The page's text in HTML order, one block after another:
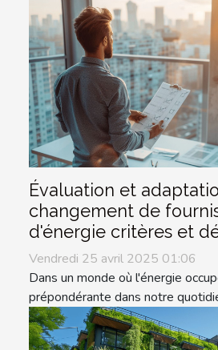
Évaluation et
changement de
d'énergie critères et
Vendredi 25 avril 2025 01:06
Dans un monde où l'énergie
prépondérante dans notre